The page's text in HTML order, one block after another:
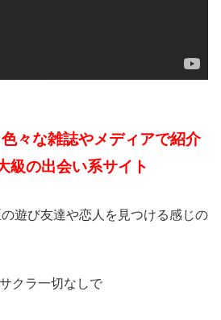
々な雑誌やメディアで紹介
級の出会い系サイト
遊び友達や恋人を見つける感じの
クラ一切なしで